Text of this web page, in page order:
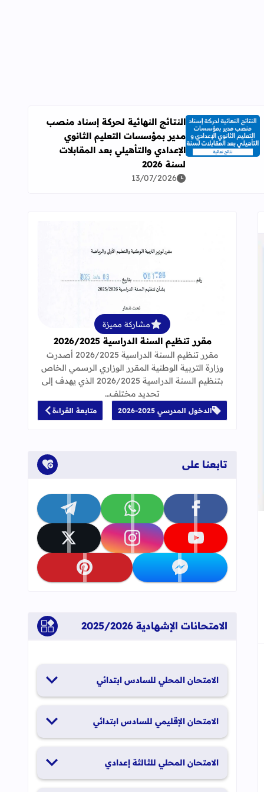
اقرأ المزيد عن النتائج النهائية لحركة إسناد منصب مدير بمؤسسات
النتائج النهائية لحركة إسناد منصب
مدير بمؤسسات التعليم الثانوي
الإعدادي والتأهيلي بعد المقابلات
لسنة 2026
13/07/2026
الكلمات العربية
العلامات المرجعية
قراءة المزيد عن مقرر تنظيم السنة الدراسية
مشاركة مميزة
مقرر تنظيم السنة الدراسية 2026/2025
مقرر تنظيم السنة الدراسية 2026/2025 أصدرت
وزارة التربية الوطنية المقرر الوزاري الرسمي الخاص
بتنظيم السنة الدراسية 2026/2025 الذي يهدف إلى
تحديد مختلف…
الدخول المدرسي 2025-2026 متابعة القراءة
تابعنا على
تابعنا على facebook تابعنا على whatsapp تابعنا على telegram
تابعنا على youtube تابعنا على instagram تابعنا على x
تابعنا على messenger تابعنا على pinterest
الامتحانات الإشهادية 2025/2026
الامتحان المحلي للسادس ابتدائي
الامتحان الإقليمي للسادس ابتدائي
الامتحان المحلي للثالثة إعدادي